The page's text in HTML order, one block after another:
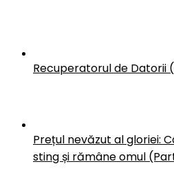
Recuperatorul de Datorii
Prețul nevăzut al gloriei:
sting și rămâne omul